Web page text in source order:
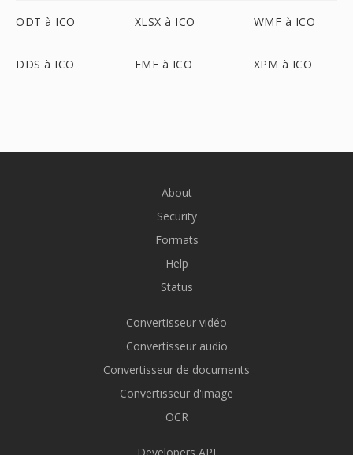
ODT à ICO XLSX à ICO WMF à ICO
DDS à ICO EMF à ICO XPM à ICO
About
Security
Formats
Help
Status
Convertisseur vidéo
Convertisseur audio
Convertisseur de documents
Convertisseur d'image
OCR